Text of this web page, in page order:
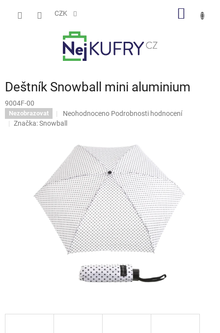
CZK
Deštník Snowball mini aluminium
9004F-00
Nezobrazovat
Průměrné
hodnocení
0,0
z
5
hvězdiček.
Neohodnoceno Podrobnosti hodnocení
Značka:Snowball